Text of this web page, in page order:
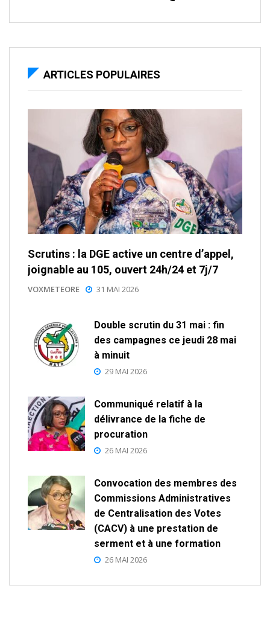
ARTICLES POPULAIRES
Scrutins : la DGE active un centre d’appel,
joignable au 105, ouvert 24h/24 et 7j/7
VOXMETEORE 31 MAI 2026
Double scrutin du 31 mai : fin
des campagnes ce jeudi 28 mai
à minuit
29 MAI 2026
Communiqué relatif à la
délivrance de la fiche de
procuration
26 MAI 2026
Convocation des membres des
Commissions Administratives
de Centralisation des Votes
(CACV) à une prestation de
serment et à une formation
26 MAI 2026